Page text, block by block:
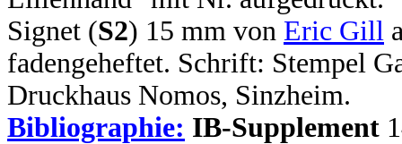
Signet (S2) 15 mm von Eric Gill
fadengeheftet. Schrift: Stempel
Druckhaus Nomos, Sinzheim.
Bibliographie: IB-Supplement